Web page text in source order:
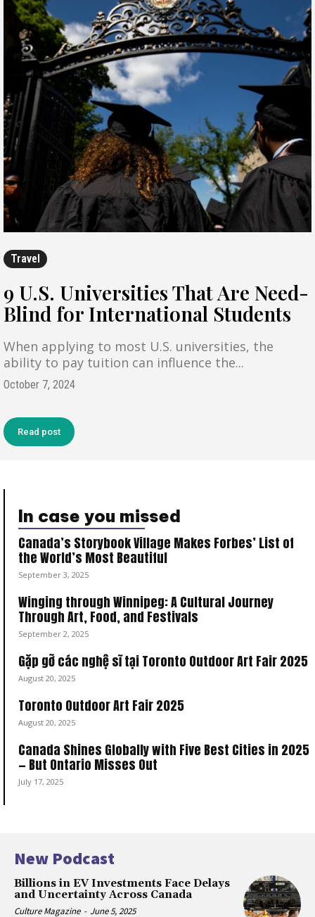
Travel
9 U.S. Universities That Are Need-
Blind for International Students
When applying to most U.S. universities, the
ability to pay tuition can influence the...
October 7, 2024
Read post
In case you missed
Canada’s Storybook Village Makes Forbes’ List of
the World’s Most Beautiful
September 3, 2025
Winging through Winnipeg: A Cultural Journey
Through Art, Food, and Festivals
September 2, 2025
Gặp gỡ các nghệ sĩ tại Toronto Outdoor Art Fair 2025
August 20, 2025
Toronto Outdoor Art Fair 2025
August 20, 2025
Canada Shines Globally with Five Best Cities in 2025
— But Ontario Misses Out
July 17, 2025
New Podcast
Billions in EV Investments Face Delays
and Uncertainty Across Canada
Culture Magazine - June 5, 2025